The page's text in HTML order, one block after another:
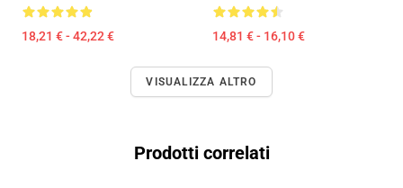
18,21 € - 42,22 € 14,81 € - 16,10 €
VISUALIZZA ALTRO
Prodotti correlati